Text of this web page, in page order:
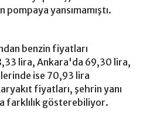
pompaya yansımamıştı.
benzin fiyatları
lira, Ankara'da 69,30 lira,
ise 70,93 lira
fiyatları, şehrin yanı
farklılık gösterebiliyor.